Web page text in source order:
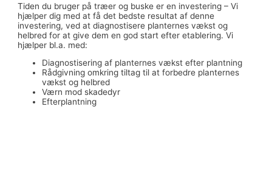
Tiden du bruger på træer og buske er en investering – Vi
hjælper dig med at få det bedste resultat af denne
investering, ved at diagnostisere planternes vækst og
helbred for at give dem en god start efter etablering. Vi
hjælper bl.a. med:
Diagnostisering af planternes vækst efter plantning
Rådgivning omkring tiltag til at forbedre planternes
vækst og helbred
Værn mod skadedyr
Efterplantning